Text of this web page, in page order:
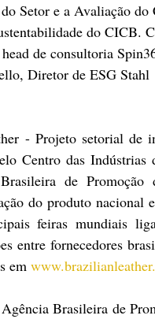
Setor e a Avaliação
do
de consultoria
Diretor de ESG Stahl
- Projeto setorial de
Centro das
de
do produto
feiras mundiais
entre fornecedores
em
Brasileira de